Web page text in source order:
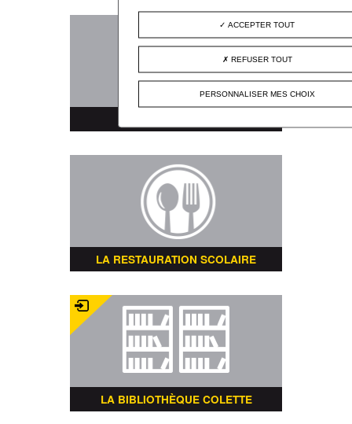
LA RESTAURATION SCOLAIRE
LA BIBLIOTHÈQUE COLETTE
ACCEPTER TOUT
REFUSER TOUT
PERSONNALISER MES CHOIX